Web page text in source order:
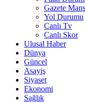
Gazete
Yol Durumu
Canlı Tv
Canlı Skor
Ulusal Haber
Dünya
Güncel
Asayiş
Siyaset
Ekonomi
Sağlık